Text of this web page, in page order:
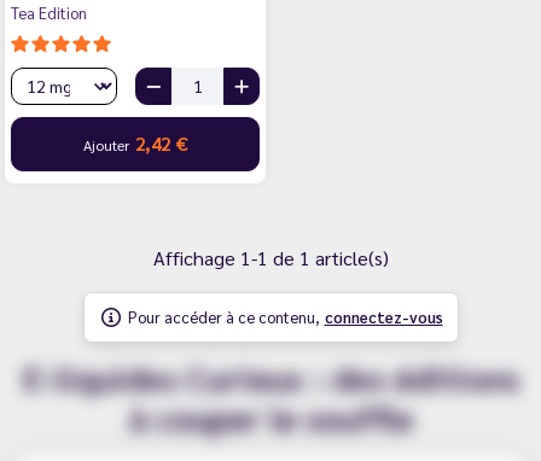
Tea Edition
Ajouter 2,42 €
Affichage 1-1 de 1 article(s)
Pour accéder à ce contenu, connectez-vous
E-liquides Curieux : des éditions
à couper le souffle